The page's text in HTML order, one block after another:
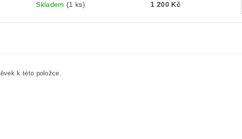
Skladem (1 ks) 1 200 Kč
k této položce.